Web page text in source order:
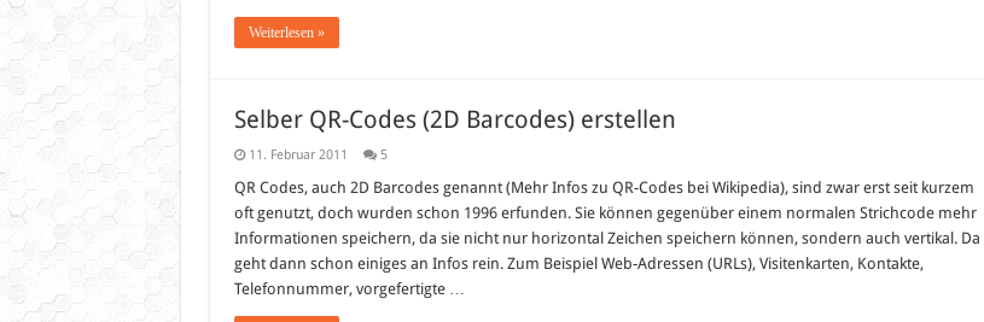
Weiterlesen »
Selber QR-Codes (2D Barcodes) erstellen
11. Februar 2011 5
QR Codes, auch 2D Barcodes genannt (Mehr Infos zu QR-Codes bei Wikipedia), sind zwar erst seit kurzem
oft genutzt, doch wurden schon 1996 erfunden. Sie können gegenüber einem normalen Strichcode mehr
Informationen speichern, da sie nicht nur horizontal Zeichen speichern können, sondern auch vertikal. Da
geht dann schon einiges an Infos rein. Zum Beispiel Web-Adressen (URLs), Visitenkarten, Kontakte,
Telefonnummer, vorgefertigte …